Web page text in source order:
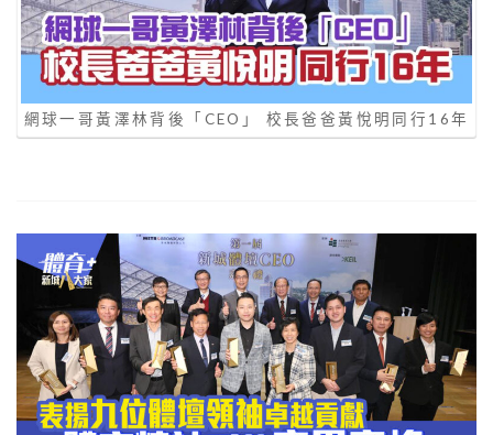
網球一哥黃澤林背後「CEO」 校長爸爸黃悅明同行16年